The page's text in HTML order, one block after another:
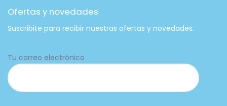
Ofertas y novedades
Suscribite para recibir nuestras ofertas y novedades.
Tu correo electrónico